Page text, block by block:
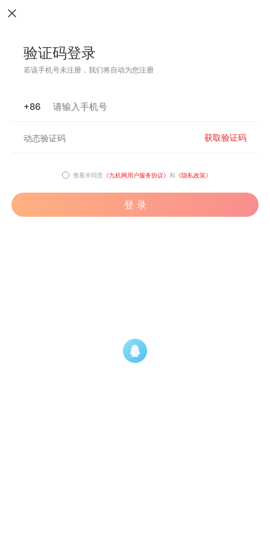
验证码登录
若该手机号未注册，我们将自动为您注册
+86
获取验证码
查看并同意 《九机网用户服务协议》 和 《隐私政策》
登 录